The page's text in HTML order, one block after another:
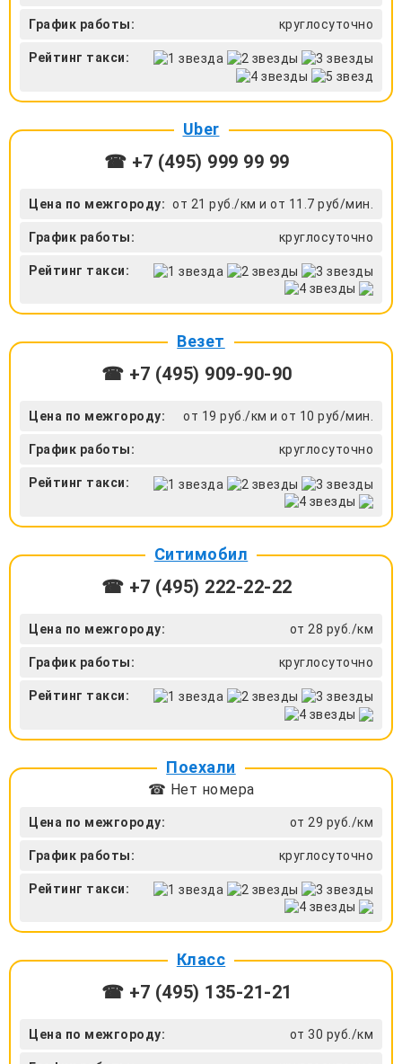
График работы: круглосуточно
Рейтинг такси:
Uber
☎ +7 (495) 999 99 99
Цена по межгороду: от 21 руб./км и от 11.7 руб/мин.
График работы: круглосуточно
Рейтинг такси:
Везет
☎ +7 (495) 909-90-90
Цена по межгороду: от 19 руб./км и от 10 руб/мин.
График работы: круглосуточно
Рейтинг такси:
Ситимобил
☎ +7 (495) 222-22-22
Цена по межгороду: от 28 руб./км
График работы: круглосуточно
Рейтинг такси:
Поехали
☎ Нет номера
Цена по межгороду: от 29 руб./км
График работы: круглосуточно
Рейтинг такси:
Класс
☎ +7 (495) 135-21-21
Цена по межгороду: от 30 руб./км